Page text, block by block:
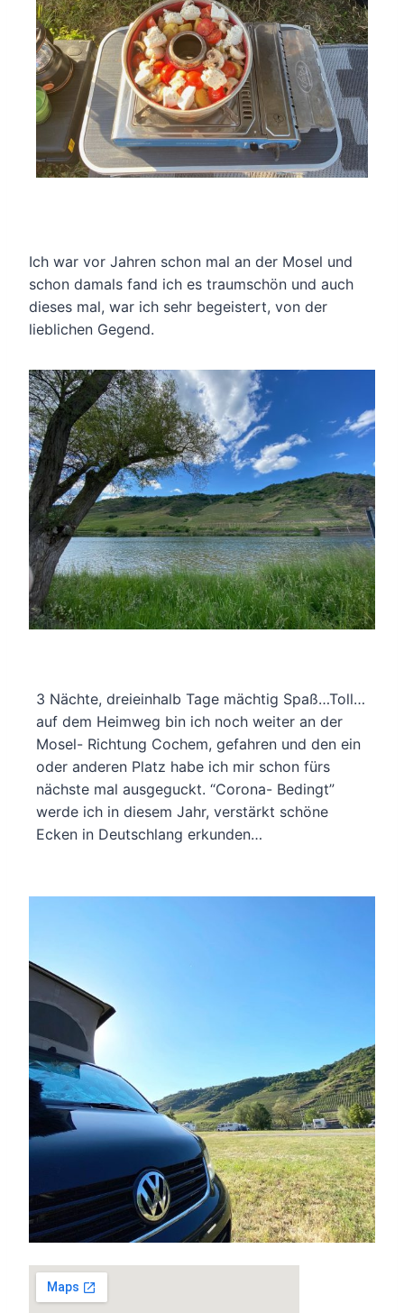
Ich war vor Jahren schon mal an der Mosel und
schon damals fand ich es traumschön und auch
dieses mal, war ich sehr begeistert, von der
lieblichen Gegend.
3 Nächte, dreieinhalb Tage mächtig Spaß…Toll…
auf dem Heimweg bin ich noch weiter an der
Mosel- Richtung Cochem, gefahren und den ein
oder anderen Platz habe ich mir schon fürs
nächste mal ausgeguckt. “Corona- Bedingt”
werde ich in diesem Jahr, verstärkt schöne
Ecken in Deutschlang erkunden…